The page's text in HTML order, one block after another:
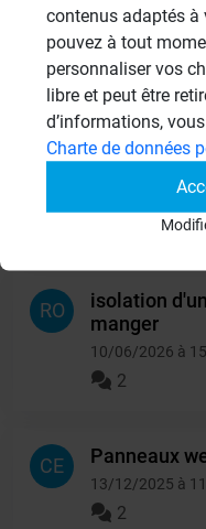
Autres questions
CL
panneaux
douche
13/06/2026 à
RO
isolation
manger
10/06/2026 à
2
CE Panneaux
13/12/2025 à
2
contenus adaptés à
pouvez à tout
personnaliser vos
libre et peut être
d’informations,
Charte de données